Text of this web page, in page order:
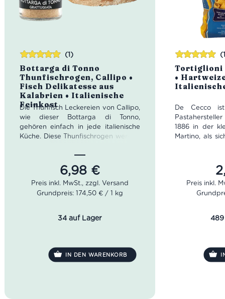
Bottarga di Tonno
Thunfischrogen, Callipo •
Fisch Delikatesse aus
Kalabrien • Italienische
Feinkost
(1)
Die Thunfisch Leckereien von Callipo,
wie dieser Bottarga di Tonno,
gehören einfach in jede italienische
Küche. Diese Thunfischrogen werden
hergestellt und vereinen die beste
Qualität des Mittelmeeres. Dank ihres
salzigen Geschmacks kannst Du sie
ideal mit frischer Tomatensoße zum
Würzen eines Nudelgerichts oder
6,98 €
Bewertet
mit5.00von
5
Grundpreis: 174,50 € / 1 kg
34 auf Lager
IN DEN WARENKORB
Tortiglioni
•
De Cecco
1886 in der
Martino, als
herzustellen.
Art der
nicht viel
wie diese
Asparago
richtige
Bewertet
mit5.00von
5